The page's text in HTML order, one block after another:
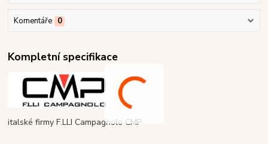
Komentáře 0
Kompletní specifikace
italské firmy F.LLI Campagnolo CMP